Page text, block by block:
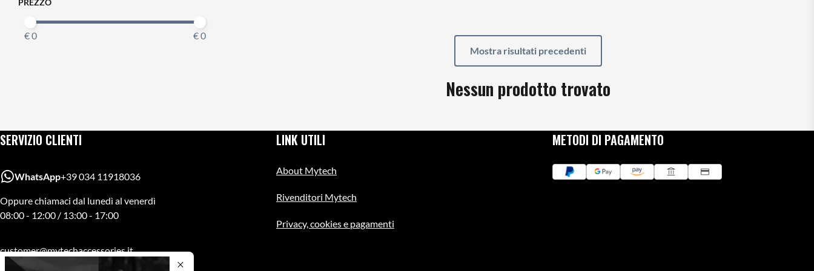
PREZZO
€ 0 € 0
Mostra risultati precedenti
Nessun prodotto trovato
SERVIZIO CLIENTI
WhatsApp+39 034 11918036
Oppure chiamaci dal lunedì al venerdì
08:00 - 12:00 / 13:00 - 17:00
customer@mytechaccessories.it
LINK UTILI
About Mytech
Rivenditori Mytech
Privacy, cookies e pagamenti
METODI DI PAGAMENTO